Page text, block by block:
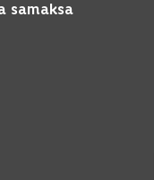
samaksa